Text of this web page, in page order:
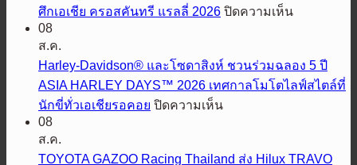
ศึกเอเชีย ครอสคันทรี แรลลี่ 2026 ปิดความเห็นบน
ซู
บิชิ
08
ส.ค.
Harley-Davidson® และโซดาสิงห์ ชวนร่วมฉลอง 5 ปี
ASIA HARLEY DAYS™ 2026 เทศกาลโมโตไลฟ์สไตล์ที่
นักขี่ทั่วเอเชียรอคอย ปิดความเห็นบน
และ
08
ส.ค.
TOYOTA GAZOO Racing Thailand ส่ง Hilux TRAVO